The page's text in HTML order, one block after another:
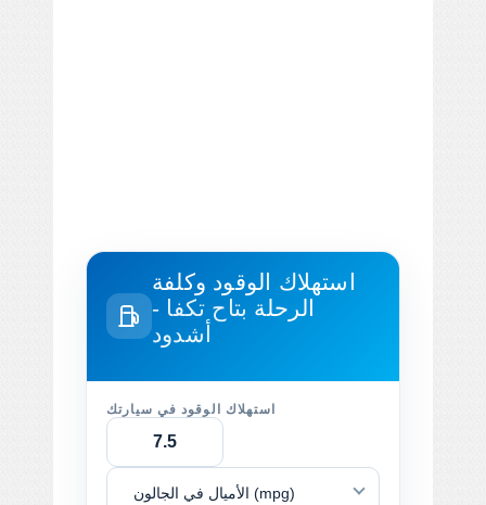
استهلاك الوقود وكلفة
الرحلة بتاح تكفا -
أشدود
استهلاك الوقود في سيارتك
الأميال في الجالون (mpg)